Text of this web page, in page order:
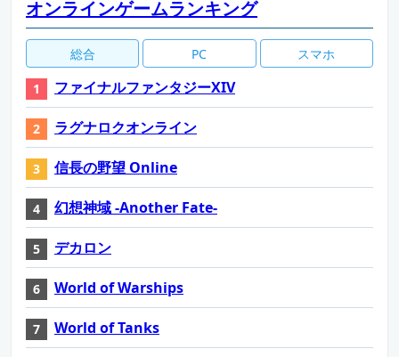
オンラインゲームランキング
総合 PC スマホ
ファイナルファンタジーXIV
ラグナロクオンライン
信長の野望 Online
幻想神域 -Another Fate-
デカロン
World of Warships
World of Tanks